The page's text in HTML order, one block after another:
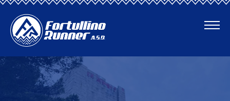
CHI SIAMO
SENTIERI